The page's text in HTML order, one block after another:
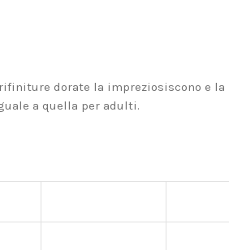
dorate la impreziosiscono e
a quella per adulti.